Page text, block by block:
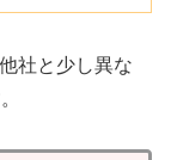
社と少し異な